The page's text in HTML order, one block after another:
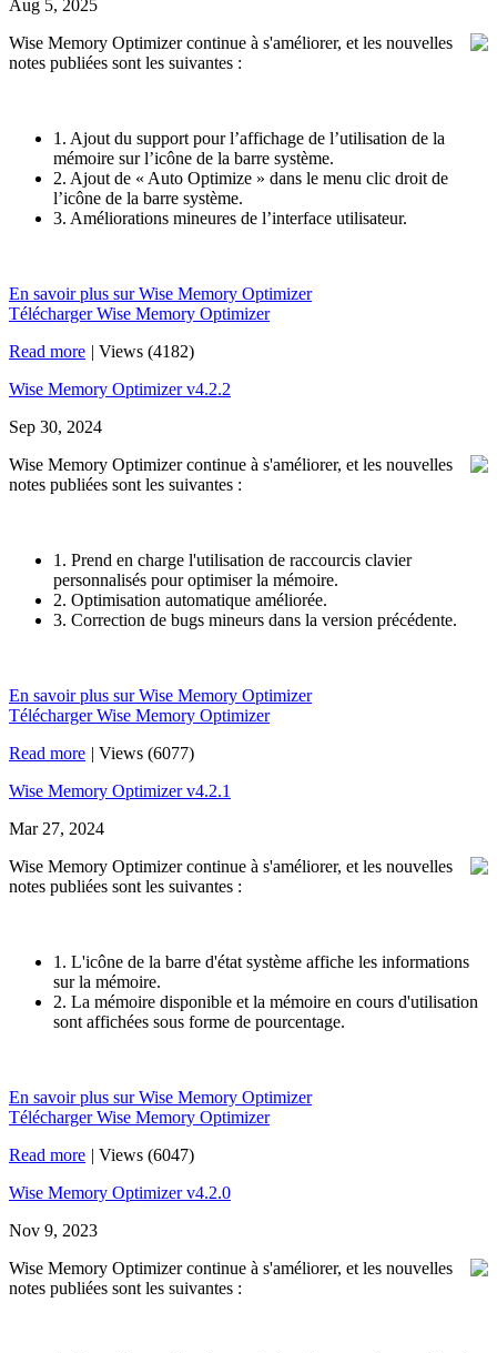
Aug 5, 2025
Wise Memory Optimizer continue à s'améliorer, et les nouvelles
notes publiées sont les suivantes :
1. Ajout du support pour l’affichage de l’utilisation de la
mémoire sur l’icône de la barre système.
2. Ajout de « Auto Optimize » dans le menu clic droit de
l’icône de la barre système.
3. Améliorations mineures de l’interface utilisateur.
En savoir plus sur Wise Memory Optimizer
Télécharger Wise Memory Optimizer
Read more | Views (4182)
Wise Memory Optimizer v4.2.2
Sep 30, 2024
Wise Memory Optimizer continue à s'améliorer, et les nouvelles
notes publiées sont les suivantes :
1. Prend en charge l'utilisation de raccourcis clavier
personnalisés pour optimiser la mémoire.
2. Optimisation automatique améliorée.
3. Correction de bugs mineurs dans la version précédente.
En savoir plus sur Wise Memory Optimizer
Télécharger Wise Memory Optimizer
Read more | Views (6077)
Wise Memory Optimizer v4.2.1
Mar 27, 2024
Wise Memory Optimizer continue à s'améliorer, et les nouvelles
notes publiées sont les suivantes :
1. L'icône de la barre d'état système affiche les informations
sur la mémoire.
2. La mémoire disponible et la mémoire en cours d'utilisation
sont affichées sous forme de pourcentage.
En savoir plus sur Wise Memory Optimizer
Télécharger Wise Memory Optimizer
Read more | Views (6047)
Wise Memory Optimizer v4.2.0
Nov 9, 2023
Wise Memory Optimizer continue à s'améliorer, et les nouvelles
notes publiées sont les suivantes :